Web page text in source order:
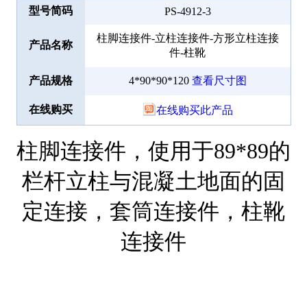
型号简码 PS-4912-3
产品名称
柱脚连接件-立柱连接件-方形立柱连接
件-柱靴
产品规格 4*90*90*120 查看尺寸图
在线购买 在线购买此产品
柱脚连接件，使用于89*89的
栏杆立柱与混凝土地面的固
定连接，套筒连接件，柱靴
连接件